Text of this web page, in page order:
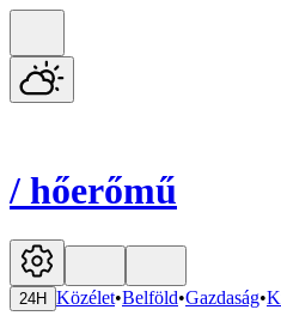
/ hőerőmű
24H Közélet•Belföld•Gazdaság•